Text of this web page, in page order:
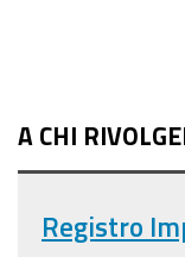
A CHI
Registro